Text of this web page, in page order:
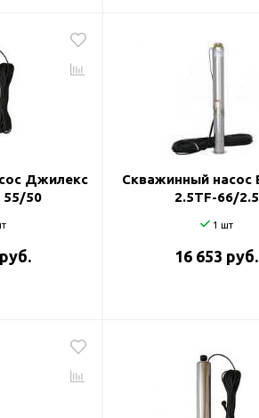
Джилекс
50
Скважинный насос
2.5TF-66/2.5
1 шт
16 653 руб.